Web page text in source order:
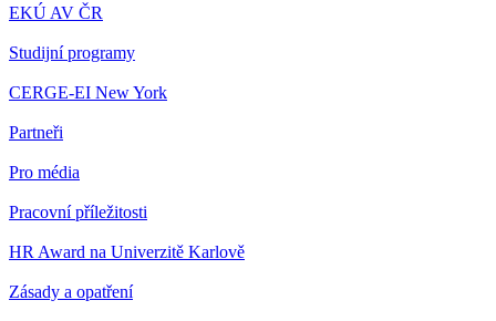
EKÚ AV ČR
Studijní programy
CERGE-EI New York
Partneři
Pro média
Pracovní příležitosti
HR Award na Univerzitě Karlově
Zásady a opatření